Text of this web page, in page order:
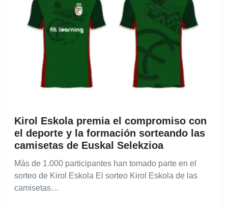
Kirol Eskola premia el compromiso con
el deporte y la formación sorteando las
camisetas de Euskal Selekzioa
Más de 1.000 participantes han tomado parte en el
sorteo de Kirol Eskola El sorteo Kirol Eskola de las
camisetas…